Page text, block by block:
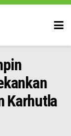
Karhutla